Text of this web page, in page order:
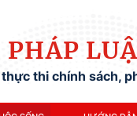
PHÁP
thi chính sách,